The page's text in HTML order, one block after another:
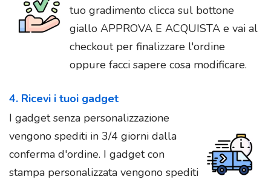
tuo gradimento clicca sul bottone
giallo APPROVA E ACQUISTA e vai al
checkout per finalizzare l'ordine
oppure facci sapere cosa modificare.
4. Ricevi i tuoi gadget
I gadget senza personalizzazione
vengono spediti in 3/4 giorni dalla
conferma d'ordine. I gadget con
stampa personalizzata vengono spediti